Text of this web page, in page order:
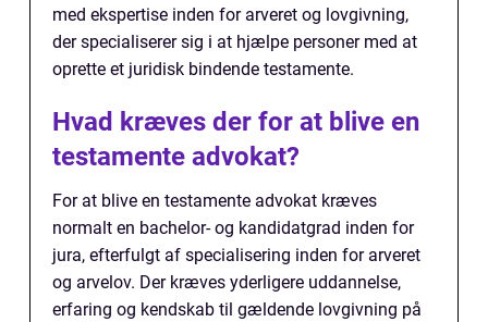
med ekspertise inden for arveret og lovgivning,
der specialiserer sig i at hjælpe personer med at
oprette et juridisk bindende testamente.
Hvad kræves der for at blive en
testamente advokat?
For at blive en testamente advokat kræves
normalt en bachelor- og kandidatgrad inden for
jura, efterfulgt af specialisering inden for arveret
og arvelov. Der kræves yderligere uddannelse,
erfaring og kendskab til gældende lovgivning på